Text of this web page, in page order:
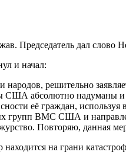
Председатель дал слово
и начал:
решительно
США абсолютно надуманы и
её граждан,
групп ВМС США и
Повторяю, данная
на грани